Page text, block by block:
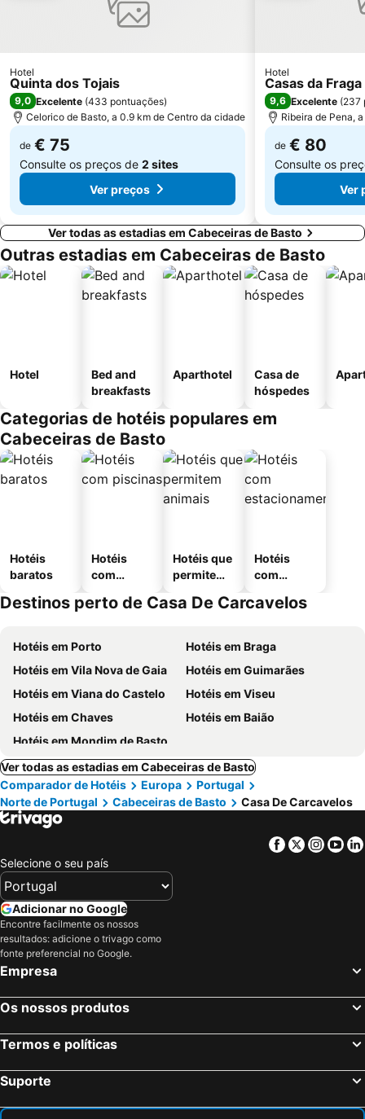
Castelo de Lamego
Paróquia São Miguel das Caldas de Vizela
Mosteiro de Landim
Citânia de Briteiros
Núcleo Ferroviário de Arco de Baúlhe
Hotel
Quinta dos Tojais
9,0 Excelente (433 pontuações)
Celorico de Basto, a 0.9 km de Centro da cidade
de € 75
Consulte os preços de 2 sites
Ver preços
Hotel
Casas da
9,6 Excelente (237
Ribeira de Pena,
de € 80
Consulte os
Ver
Ver todas as estadias em Cabeceiras de Basto
Outras estadias em Cabeceiras de Basto
Hotel
Bed and
breakfasts
Aparthotel
Casa de
hóspedes
Categorias de hotéis populares em
Cabeceiras de Basto
Hotéis
baratos
Hotéis
com
Hotéis que
permitem
Hotéis
com
mento
Destinos perto de Casa De Carcavelos
Hotéis em Porto
Hotéis em Braga
Hotéis em Vila Nova de Gaia
Hotéis em Guimarães
Hotéis em Viana do Castelo
Hotéis em Viseu
Hotéis em Chaves
Hotéis em Baião
Hotéis em Mondim de Basto
Ver todas as estadias em Cabeceiras de Basto
Comparador de Hotéis
Europa
Portugal
Norte de Portugal
Cabeceiras de Basto Casa De Carcavelos
Facebook
Twitter
Selecione o seu país
Adicionar no Google
Encontre facilmente os nossos
resultados: adicione o trivago como
fonte preferencial no Google.
Empresa
Os nossos produtos
Termos e políticas
Suporte